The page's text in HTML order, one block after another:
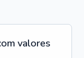
valores